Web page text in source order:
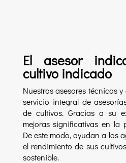
El asesor
cultivo indicado
Nuestros asesores técnicos
servicio integral de
de cultivos. Gracias a su
mejoras significativas en la
De este modo, ayudan a los
el rendimiento de sus
sostenible.